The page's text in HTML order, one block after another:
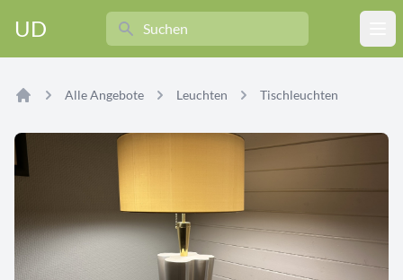
UD
Search
Alle Angebote Leuchten Tischleuchten